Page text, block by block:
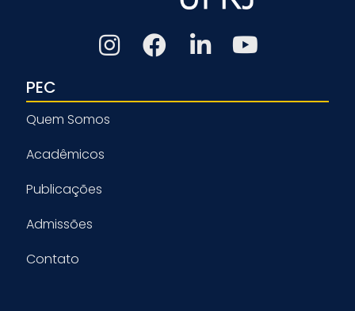
PEC
Quem Somos
Acadêmicos
Publicações
Admissões
Contato